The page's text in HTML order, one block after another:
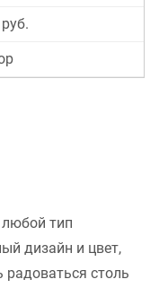
тип
дизайн и цвет,
столь